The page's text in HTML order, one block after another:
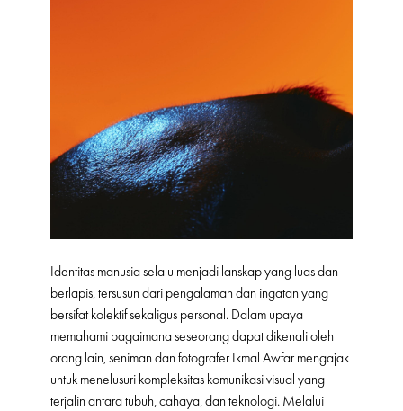
Identitas manusia selalu menjadi lanskap yang luas dan
berlapis, tersusun dari pengalaman dan ingatan yang
bersifat kolektif sekaligus personal. Dalam upaya
memahami bagaimana seseorang dapat dikenali oleh
orang lain, seniman dan fotografer Ikmal Awfar mengajak
untuk menelusuri kompleksitas komunikasi visual yang
terjalin antara tubuh, cahaya, dan teknologi. Melalui